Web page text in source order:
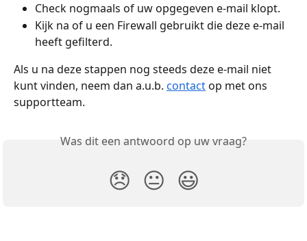
Check nogmaals of uw opgegeven e-mail klopt.
Kijk na of u een Firewall gebruikt die deze e-mail
heeft gefilterd.
Als u na deze stappen nog steeds deze e-mail niet
kunt vinden, neem dan a.u.b. contact op met ons
supportteam.
Was dit een antwoord op uw vraag?
😞 😐 😃